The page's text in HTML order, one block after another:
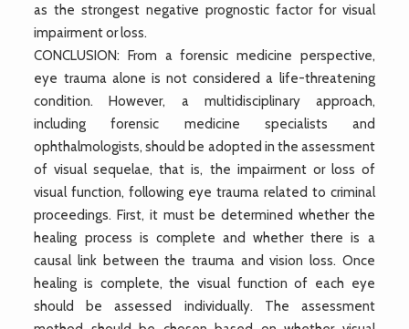
as the strongest negative prognostic factor for visual
impairment or loss.
CONCLUSION: From a forensic medicine perspective,
eye trauma alone is not considered a life-threatening
condition. However, a multidisciplinary approach,
including forensic medicine specialists and
ophthalmologists, should be adopted in the assessment
of visual sequelae, that is, the impairment or loss of
visual function, following eye trauma related to criminal
proceedings. First, it must be determined whether the
healing process is complete and whether there is a
causal link between the trauma and vision loss. Once
healing is complete, the visual function of each eye
should be assessed individually. The assessment